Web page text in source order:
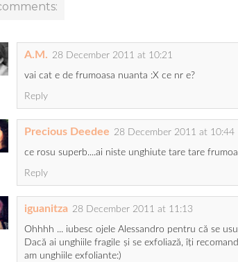
A.M. 28 December 2011 at 10:21
vai cat e de frumoasa nuanta :X ce nr e?
Reply
Precious Deedee 28 December 2011 at 10:44
ce rosu superb....ai niste unghiute tare tare
Reply
iguanitza 28 December 2011 at 11:13
Ohhhh ... iubesc ojele Alessandro pentru că se
Dacă ai unghiile fragile și se exfoliază, îți
am unghiile exfoliante:)